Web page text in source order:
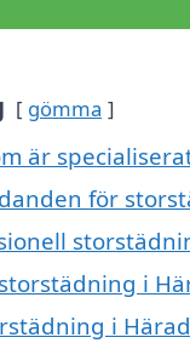
gömma
är
för
i
i